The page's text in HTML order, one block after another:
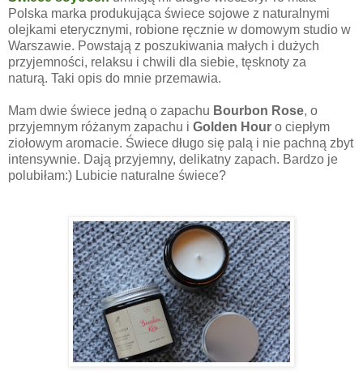
Polska marka produkująca świece sojowe z naturalnymi
olejkami eterycznymi, robione ręcznie w domowym studio w
Warszawie. Powstają z poszukiwania małych i dużych
przyjemności, relaksu i chwili dla siebie, tęsknoty za
naturą. Taki opis do mnie przemawia.
Mam dwie świece jedną o zapachu Bourbon Rose, o
przyjemnym różanym zapachu i Golden Hour o ciepłym
ziołowym aromacie. Świece długo się palą i nie pachną zbyt
intensywnie. Dają przyjemny, delikatny zapach. Bardzo je
polubiłam:) Lubicie naturalne świece?